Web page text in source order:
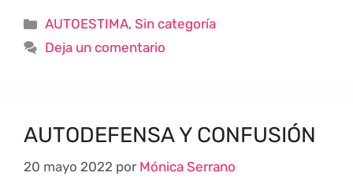
AUTOESTIMA,Sin categoría
Deja un comentario
AUTODEFENSA Y CONFUSIÓN
20 mayo 2022 por Mónica Serrano